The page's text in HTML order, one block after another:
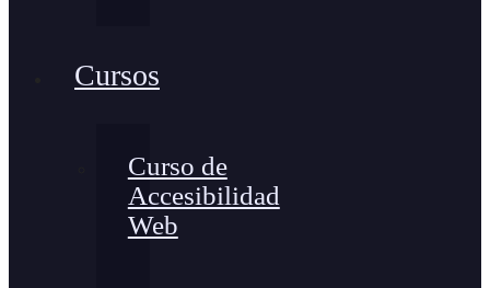
Cursos
Curso de
Accesibilidad
Web